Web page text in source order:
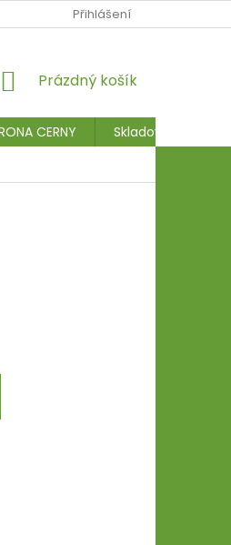
Přihlášení
NÁKUPNÍ
Prázdný košík
CERNY
Skladové stroje